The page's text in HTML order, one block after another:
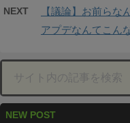
NEXT
【議論】お前らな
アプデなんてこん
NEW POST